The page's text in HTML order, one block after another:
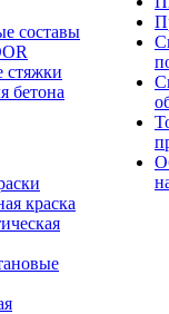
составы
стяжки
бетона
краска